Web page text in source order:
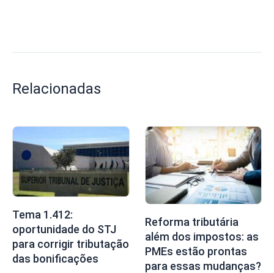
Relacionadas
Tema 1.412:
oportunidade do STJ
para corrigir tributação
das bonificações
Reforma tributária
além dos impostos: as
PMEs estão prontas
para essas mudanças?